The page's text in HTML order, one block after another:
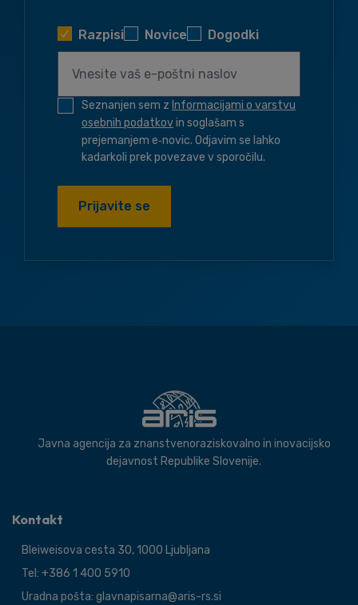
Razpisi Novice Dogodki
Seznanjen sem z Informacijami o varstvu
osebnih podatkovin soglašam s
prejemanjem e‑novic. Odjavim se lahko
kadarkoli prek povezave v sporočilu.
Prijavite se
Javna agencija za znanstvenoraziskovalno in inovacijsko
dejavnost Republike Slovenije.
Kontakt
Bleiweisova cesta 30, 1000 Ljubljana
Tel: +386 1 400 5910
Uradna pošta: glavnapisarna@aris-rs.si